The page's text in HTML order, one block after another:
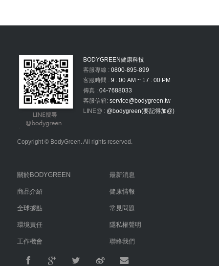
BODYGREEN健康科技
客服專線 : 0800-895-899
客服時間 : 9 : 00 AM ~ 17 : 00 PM
傳真 : 04-7688033
客服信箱: service@bodygreen.tw
LINE@ : @bodygreen(要記得加@)
Copyright © BodyGreen. All rights reserved.
關於BODYGREEN 最新消息
商品介紹 健康情報
全球據點 常見問題
環境責任 隱私權聲明
工作機會 聯絡我們